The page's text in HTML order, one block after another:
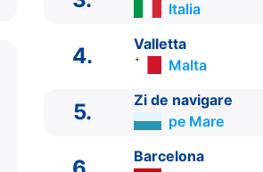
Italia
4. Valletta
Malta
5.
Zi de navigare
pe Mare
Barcelona